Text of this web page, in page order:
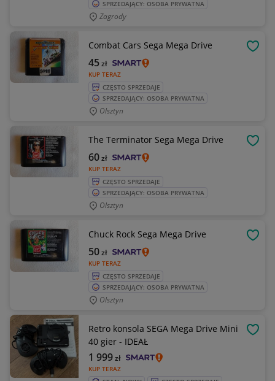
SPRZEDAJĄCY: OSOBA PRYWATNA
Zagrody
Combat Cars Sega Mega Drive
KUP TERAZ
45zł
CZĘSTO SPRZEDAJE
SPRZEDAJĄCY: OSOBA PRYWATNA
Olsztyn
The Terminator Sega Mega Drive
KUP TERAZ
60zł
CZĘSTO SPRZEDAJE
SPRZEDAJĄCY: OSOBA PRYWATNA
Olsztyn
Chuck Rock Sega Mega Drive
KUP TERAZ
50zł
CZĘSTO SPRZEDAJE
SPRZEDAJĄCY: OSOBA PRYWATNA
Olsztyn
Retro konsola SEGA Mega Drive Mini
40 gier - IDEAŁ
KUP TERAZ
1 999zł